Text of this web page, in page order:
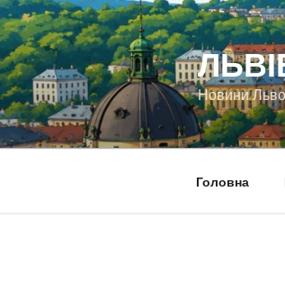
Перейти
до
вмісту
Новини
Головна